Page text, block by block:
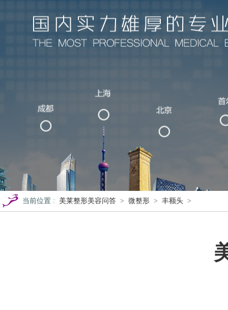
当前位置 : 美莱整形美容问答 > 微整形 > 丰额头 >